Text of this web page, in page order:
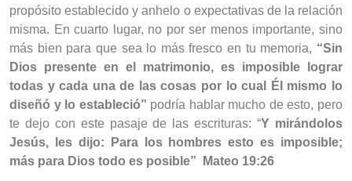
propósito establecido y anhelo o expectativas de la relación
misma. En cuarto lugar, no por ser menos importante, sino
más bien para que sea lo más fresco en tu memoria, “Sin
Dios presente en el matrimonio, es imposible lograr
todas y cada una de las cosas por lo cual Él mismo lo
diseñó y lo estableció” podría hablar mucho de esto, pero
te dejo con este pasaje de las escrituras: “Y mirándolos
Jesús, les dijo: Para los hombres esto es imposible;
más para Dios todo es posible”
Mateo 19:26